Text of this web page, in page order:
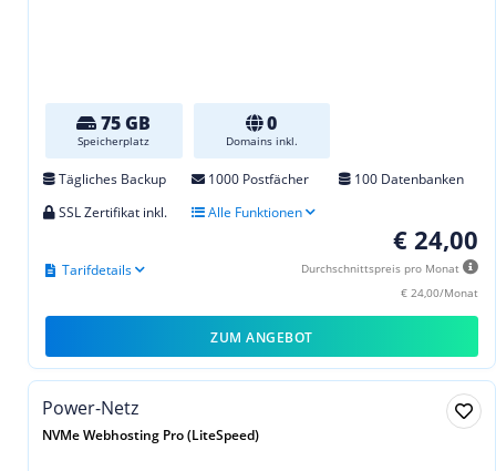
75 GB
Speicherplatz
0
Domains inkl.
Tägliches Backup 1000 Postfächer
100 Datenbanken
SSL Zertifikat inkl.
Alle Funktionen
€ 24,00
Durchschnittspreis pro Monat
€ 24,00/Monat
Tarifdetails
ZUM ANGEBOT
Power-Netz
NVMe Webhosting Pro (LiteSpeed)